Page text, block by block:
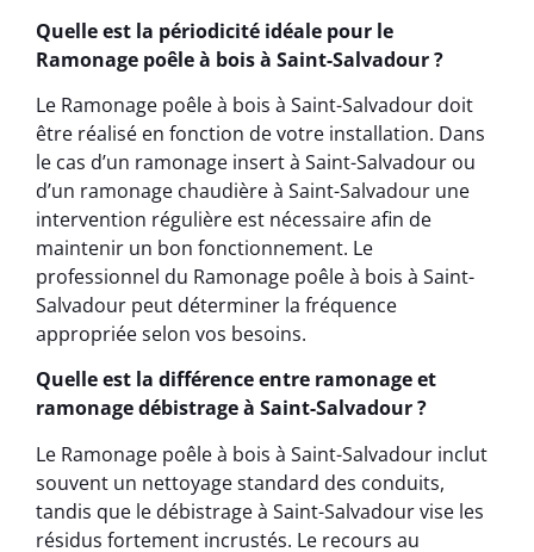
Quelle est la périodicité idéale pour le
Ramonage poêle à bois à Saint-Salvadour ?
Le Ramonage poêle à bois à Saint-Salvadour doit
être réalisé en fonction de votre installation. Dans
le cas d’un ramonage insert à Saint-Salvadour ou
d’un ramonage chaudière à Saint-Salvadour une
intervention régulière est nécessaire afin de
maintenir un bon fonctionnement. Le
professionnel du Ramonage poêle à bois à Saint-
Salvadour peut déterminer la fréquence
appropriée selon vos besoins.
Quelle est la différence entre ramonage et
ramonage débistrage à Saint-Salvadour ?
Le Ramonage poêle à bois à Saint-Salvadour inclut
souvent un nettoyage standard des conduits,
tandis que le débistrage à Saint-Salvadour vise les
résidus fortement incrustés. Le recours au